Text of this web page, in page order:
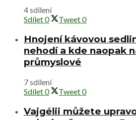
4 sdílení
Sdílet0 Tweet0
Hnojení kávovou
nehodí a kde naopak
průmyslové
7 sdílení
Sdílet0 Tweet0
Vajgélii můžete